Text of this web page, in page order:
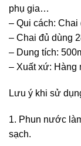
phụ gia…
– Qui cách:
– Chai đủ dùng
– Dung tích:
– Xuất xứ: Hàng
Lưu ý khi sử
1. Phun nước
sạch.